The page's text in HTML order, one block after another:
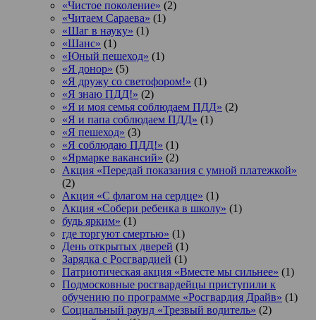
«Чистое поколение» (2)
«Читаем Сараева» (1)
«Шаг в науку» (1)
«Шанс» (1)
«Юный пешеход» (1)
«Я донор» (5)
«Я дружу со светофором!» (1)
«Я знаю ПДД!» (2)
«Я и моя семья соблюдаем ПДД» (2)
«Я и папа соблюдаем ПДД» (1)
«Я пешеход» (3)
«Я соблюдаю ПДД!» (1)
«Ярмарке вакансий» (2)
Акция «Передай показания с умной платежкой»
(2)
Акция «С флагом на сердце» (1)
Акция «Собери ребенка в школу» (1)
будь ярким» (1)
где торгуют смертью» (1)
День открытых дверей (1)
Зарядка с Росгвардией (1)
Патриотическая акция «Вместе мы сильнее» (1)
Подмосковные росгвардейцы приступили к
обучению по программе «Росгвардия Драйв» (1)
Социальный раунд «Трезвый водитель» (2)